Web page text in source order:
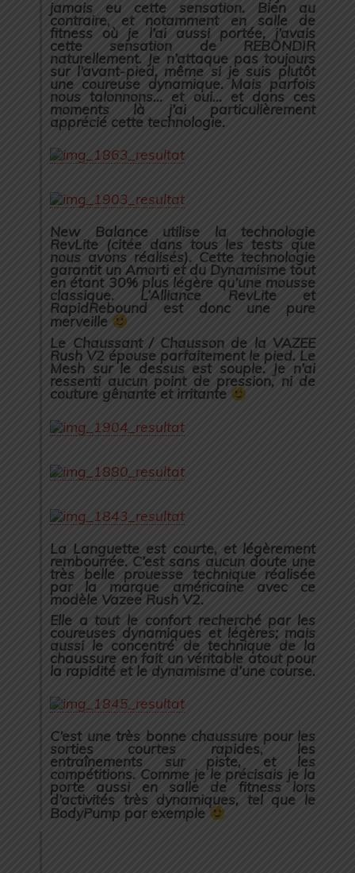
jamais eu cette sensation. Bien au
contraire, et notamment en salle de
fitness où je l’ai aussi portée, j’avais
cette sensation de REBONDIR
naturellement. Je n’attaque pas toujours
sur l’avant-pied, même si je suis plutôt
une coureuse dynamique. Mais parfois
nous talonnons… et oui… et dans ces
moments là j’ai particulièrement
apprécié cette technologie.
New Balance utilise la technologie
RevLite (citée dans tous les tests que
nous avons réalisés). Cette technologie
garantit un Amorti et du Dynamisme tout
en étant 30% plus légère qu’une mousse
classique. L’Alliance RevLite et
RapidRebound est donc une pure
merveille
Le Chaussant / Chausson de la VAZEE
Rush V2 épouse parfaitement le pied. Le
Mesh sur le dessus est souple. Je n’ai
ressenti aucun point de pression, ni de
couture gênante et irritante
La Languette est courte, et légèrement
rembourrée. C’est sans aucun doute une
très belle prouesse technique réalisée
par la marque américaine avec ce
modèle Vazee Rush V2.
Elle a tout le confort recherché par les
coureuses dynamiques et légères; mais
aussi le concentré de technique de la
chaussure en fait un véritable atout pour
la rapidité et le dynamisme d’une course.
C’est une très bonne chaussure pour les
sorties courtes rapides, les
entraînements sur piste, et les
compétitions. Comme je le précisais je la
porte aussi en salle de fitness lors
d’activités très dynamiques, tel que le
BodyPump par exemple